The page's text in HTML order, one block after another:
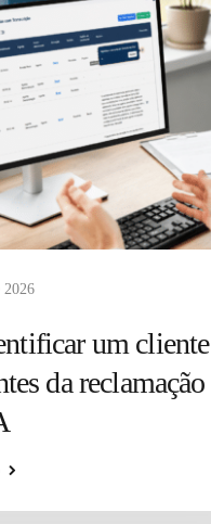
2026
um cliente
da reclamação